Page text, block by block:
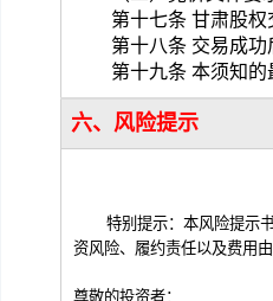
第十七条 甘肃股权
第十八条 交易成功
第十九条 本须知的
六、风险提示
特别提示：本风险提示
资风险、履约责任以及费用